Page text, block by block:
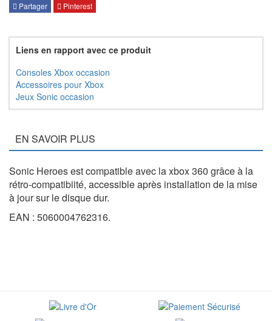
Partager Pinterest
Liens en rapport avec ce produit
Consoles Xbox occasion
Accessoires pour Xbox
Jeux Sonic occasion
EN SAVOIR PLUS
Sonic Heroes est compatible avec la xbox 360 grâce à la
rétro-compatibiité, accessible après installation de la mise
à jour sur le disque dur.
EAN : 5060004762316.